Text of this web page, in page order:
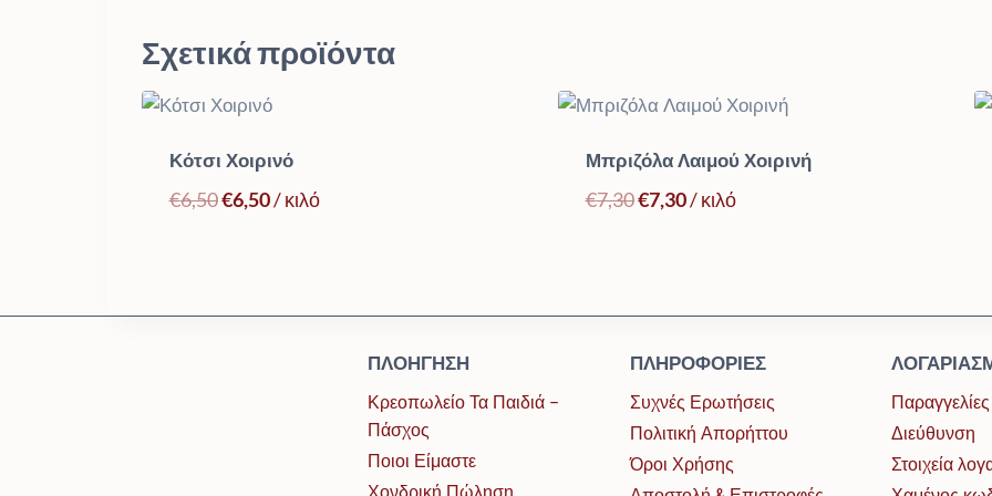
Σχετικά προϊόντα
Κότσι Χοιρινό
€6,50Original
€6,50Η
€6,50.
/ κιλό
Μπριζόλα Λαιμού Χοιρινή
€7,30Original
€7,30Η
€7,30.
/ κιλό
ΠΛΟΉΓΗΣΗ
Κρεοπωλείο Τα Παιδιά –
Πάσχος
Ποιοι Είμαστε
ΠΛΗΡΟΦΟΡΊΕΣ
Συχνές Ερωτήσεις
Πολιτική Απορήττου
Όροι Χρήσης
Παραγγελίες
Διεύθυνση
Στοιχεία